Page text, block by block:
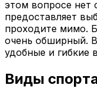
этом вопросе нет
предоставляет
проходите мимо.
очень обширный.
удобные и гибкие
Виды